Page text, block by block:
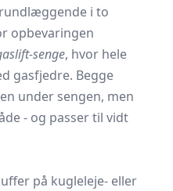
i to
opbevaringen
senge, hvor hele
gasfjedre. Begge
under sengen, men
- og passer til vidt
på kugleleje- eller